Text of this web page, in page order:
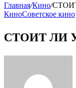
Главная/Кино/
КиноСоветское кино
СТОИТ ЛИ